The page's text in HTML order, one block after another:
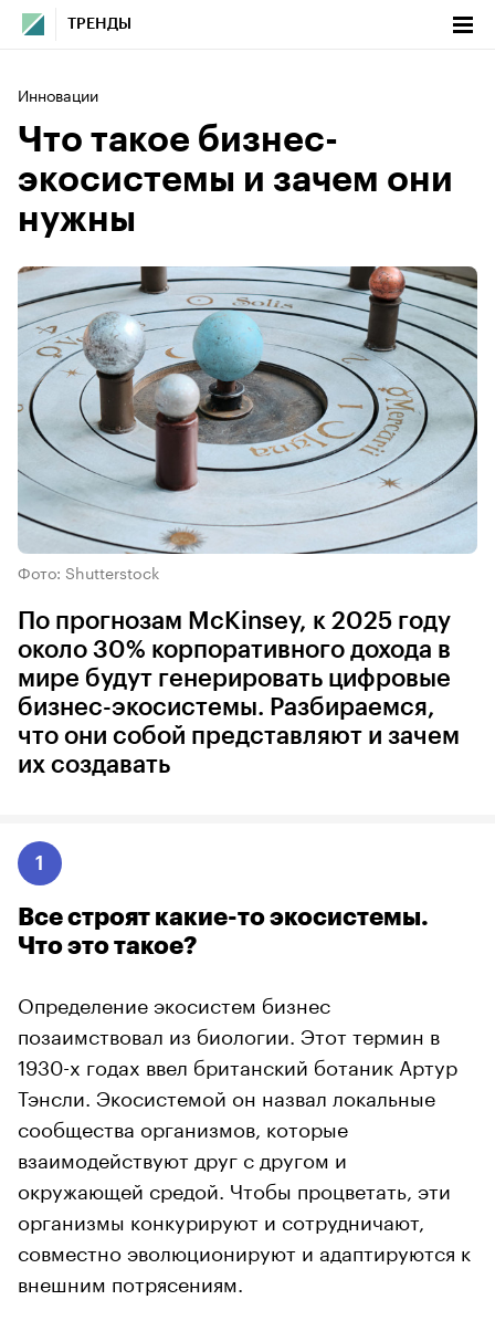
ТРЕНДЫ
Инновации
Что такое бизнес-
экосистемы и зачем они
нужны
Фото: Shutterstock
По прогнозам McKinsey, к 2025 году
около 30% корпоративного дохода в
мире будут генерировать цифровые
бизнес-экосистемы. Разбираемся,
что они собой представляют и зачем
их создавать
1
Все строят какие-то экосистемы.
Что это такое?
Определение экосистем бизнес
позаимствовал из биологии. Этот термин в
1930-х годах ввел британский ботаник Артур
Тэнсли. Экосистемой он назвал локальные
сообщества организмов, которые
взаимодействуют друг с другом и
окружающей средой. Чтобы процветать, эти
организмы конкурируют и сотрудничают,
совместно эволюционируют и адаптируются к
внешним потрясениям.